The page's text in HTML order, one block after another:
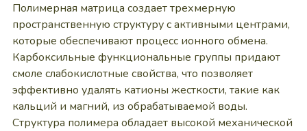
Полимерная матрица создает трехмерную
пространственную структуру с активными центрами,
которые обеспечивают процесс ионного обмена.
Карбоксильные функциональные группы придают
смоле слабокислотные свойства, что позволяет
эффективно удалять катионы жесткости, такие как
кальций и магний, из обрабатываемой воды.
Структура полимера обладает высокой механической